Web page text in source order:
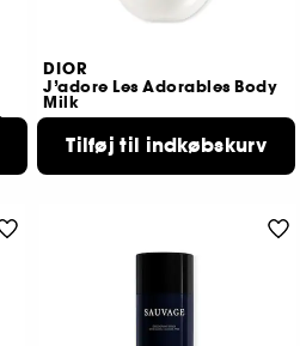
Krydrede, træagtige & ravinspirerede noter
DIOR
J’adore Les Adorables Body
Milk
539,00 KR
Tilføj til indkøbskurv